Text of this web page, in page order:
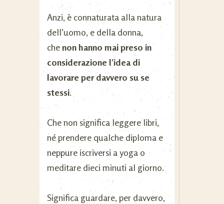
Anzi, è connaturata alla natura
dell’uomo, e della donna,
chenon hanno mai preso in
considerazione l’idea di
lavorare per davvero su se
stessi.
Che non significa leggere libri,
né prendere qualche diploma e
neppure iscriversi a yoga o
meditare dieci minuti al giorno.
Significa guardare, per davvero,